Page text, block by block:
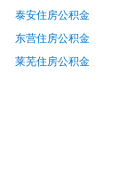
泰安住房公积金
东营住房公积金
莱芜住房公积金